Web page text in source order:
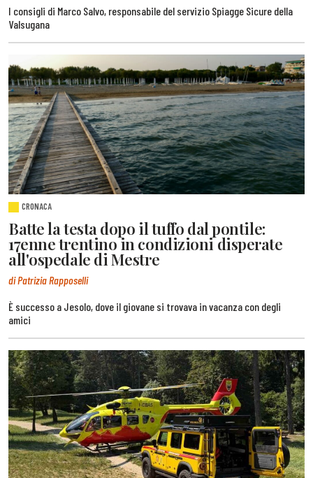
I consigli di Marco Salvo, responsabile del servizio Spiagge Sicure della
Valsugana
CRONACA
Batte la testa dopo il tuffo dal pontile:
17enne trentino in condizioni disperate
all'ospedale di Mestre
di Patrizia Rapposelli
È successo a Jesolo, dove il giovane si trovava in vacanza con degli
amici